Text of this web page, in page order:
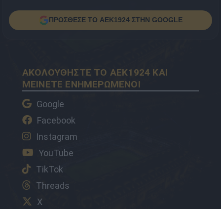
ΠΡΟΣΘΕΣΕ ΤΟ AEK1924 ΣΤΗΝ GOOGLE
ΑΚΟΛΟΥΘΗΣΤΕ ΤΟ AEK1924 ΚΑΙ
ΜΕΙΝΕΤΕ ΕΝΗΜΕΡΩΜΕΝΟΙ
Google
Facebook
Instagram
YouTube
TikTok
Threads
X